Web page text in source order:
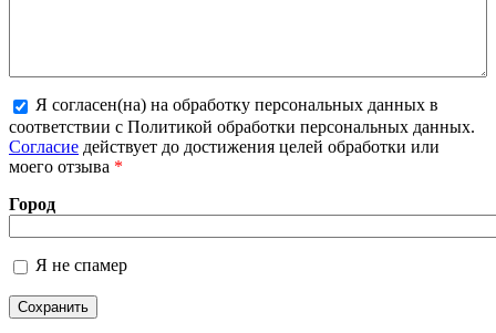
Более подробная информация о текстовых форматах
Я согласен(на) на обработку персональных данных в
соответствии с Политикой обработки персональных данных.
Согласие действует до достижения целей обработки или
моего отзыва *
Город
Я не спамер
Я спамер